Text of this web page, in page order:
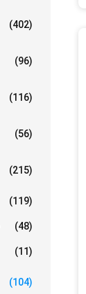
(402)
(96)
(116)
(56)
(215)
(119)
(48)
(11)
(104)